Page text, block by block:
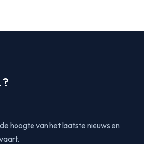
hoogte van het laatste nieuws en